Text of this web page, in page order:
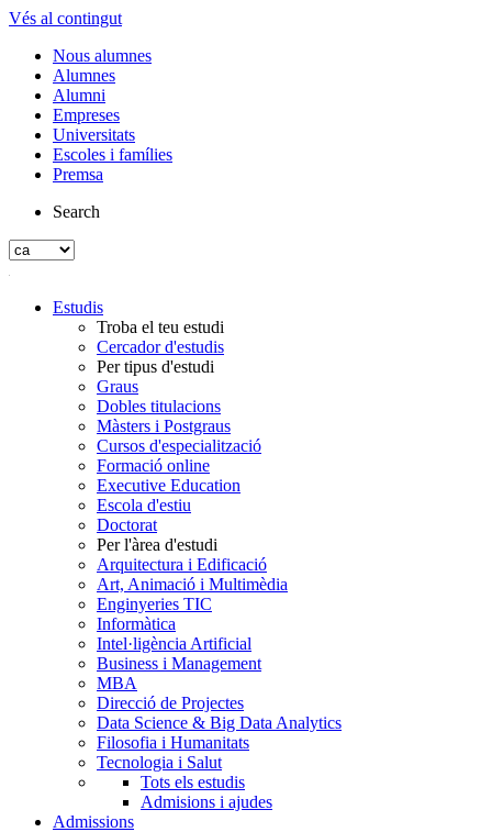
Vés al contingut
Nous alumnes
Alumnes
Alumni
Empreses
Universitats
Escoles i famílies
Premsa
Search
Estudis
Troba el teu estudi
Cercador d'estudis
Per tipus d'estudi
Graus
Dobles titulacions
Màsters i Postgraus
Cursos d'especialització
Formació online
Executive Education
Escola d'estiu
Doctorat
Per l'àrea d'estudi
Arquitectura i Edificació
Art, Animació i Multimèdia
Enginyeries TIC
Informàtica
Intel·ligència Artificial
Business i Management
MBA
Direcció de Projectes
Data Science & Big Data Analytics
Filosofia i Humanitats
Tecnologia i Salut
Tots els estudis
Admisions i ajudes
Admissions